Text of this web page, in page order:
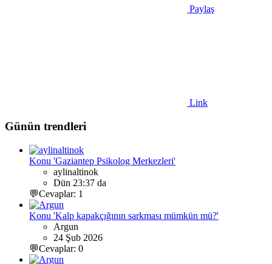
Paylaş
Link
Günün trendleri
Konu 'Gaziantep Psikolog Merkezleri'
aylinaltinok
Dün 23:37 da
💬Cevaplar: 1
Konu 'Kalp kapakçığının sarkması mümkün mü?'
Argun
24 Şub 2026
💬Cevaplar: 0